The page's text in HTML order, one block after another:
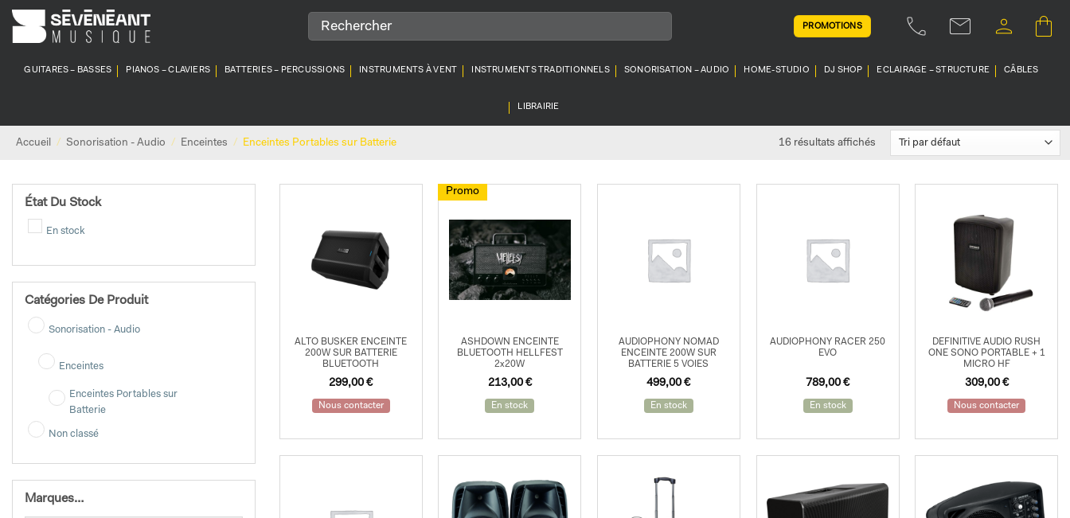
Passer
au
PROMOTIONS
GUITARES – BASSES PIANOS – CLAVIERS BATTERIES – PERCUSSIONS INSTRUMENTS À VENT INSTRUMENTS TRADITIONNELS SONORISATION – AUDIO HOME-STUDIO DJ SHOP ECLAIRAGE – STRUCTURE CÂBLES
LIBRAIRIE
Accueil / Sonorisation - Audio / Enceintes / Enceintes Portables sur Batterie 16 résultats affichés
État Du Stock
En stock
Catégories De Produit
Sonorisation - Audio
Enceintes
Enceintes Portables sur
Batterie
Non classé
Marques…
ALTO BUSKER ENCEINTE
200W SUR BATTERIE
BLUETOOTH
299,00€
Nous contacter
Promo
ASHDOWN ENCEINTE
BLUETOOTH HELLFEST
2x20W
Le
initial
était :
213,00 €
Le
actuel
est :
En stock
AUDIOPHONY NOMAD
ENCEINTE 200W SUR
BATTERIE 5 VOIES
499,00€
En stock
AUDIOPHONY RACER 250
EVO
789,00€
En stock
DEFINITIVE AUDIO RUSH
ONE SONO PORTABLE + 1
MICRO HF
309,00 €
Nous contacter